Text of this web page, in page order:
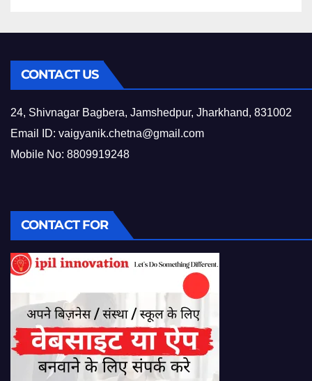
CONTACT US
24, Shivnagar Bagbera, Jamshedpur, Jharkhand, 831002
Email ID: vaigyanik.chetna@gmail.com
Mobile No: 8809919248
CONTACT FOR